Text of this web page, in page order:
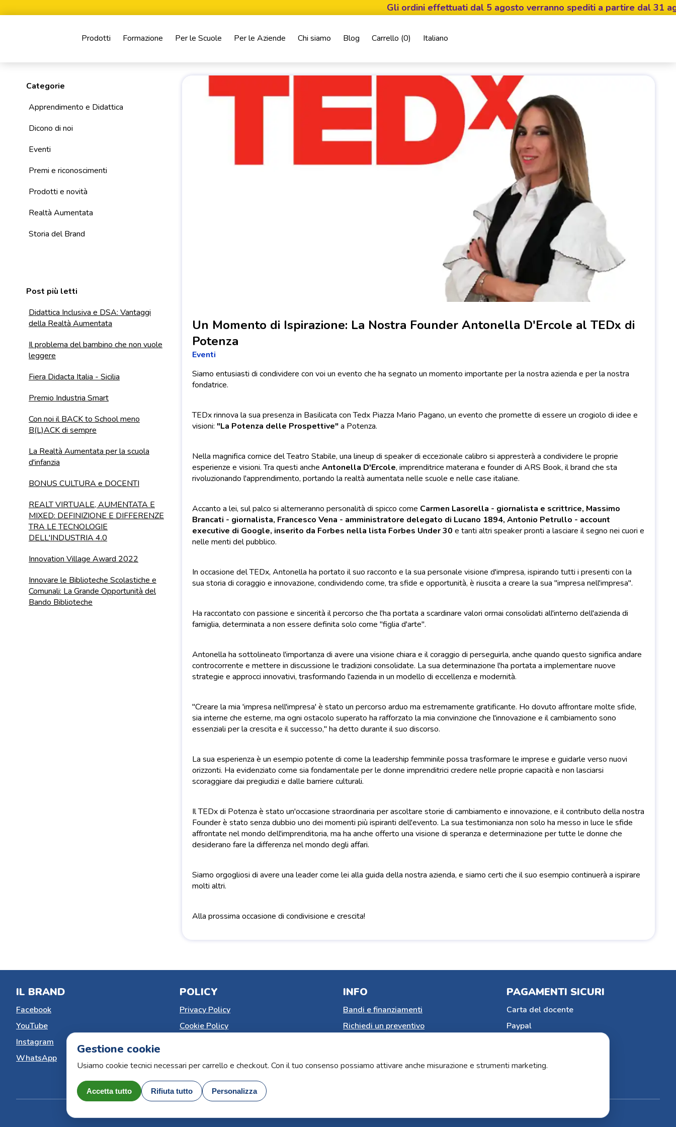
Gli ordini effettuati dal 5 agosto verranno spediti a partire dal 31 agosto.
Prodotti Formazione Per le Scuole Per le Aziende Chi siamo Blog Carrello (0) Italiano
Categorie
Apprendimento e Didattica
Dicono di noi
Eventi
Premi e riconoscimenti
Prodotti e novità
Realtà Aumentata
Storia del Brand
Post più letti
Didattica Inclusiva e DSA: Vantaggi
della Realtà Aumentata
Il problema del bambino che non vuole
leggere
Fiera Didacta Italia - Sicilia
Premio Industria Smart
Con noi il BACK to School meno
B(L)ACK di sempre
La Realtà Aumentata per la scuola
d'infanzia
BONUS CULTURA e DOCENTI
REALT VIRTUALE, AUMENTATA E
MIXED: DEFINIZIONE E DIFFERENZE
TRA LE TECNOLOGIE
DELL'INDUSTRIA 4.0
Innovation Village Award 2022
Innovare le Biblioteche Scolastiche e
Comunali: La Grande Opportunità del
Bando Biblioteche
Un Momento di Ispirazione: La Nostra Founder Antonella D'Ercole al TEDx di
Potenza
Eventi
Siamo entusiasti di condividere con voi un evento che ha segnato un momento importante per la nostra azienda e per la nostra
fondatrice.
TEDx rinnova la sua presenza in Basilicata con Tedx Piazza Mario Pagano, un evento che promette di essere un crogiolo di idee e
visioni: "La Potenza delle Prospettive"a Potenza.
Nella magnifica cornice del Teatro Stabile, una lineup di speaker di eccezionale calibro si appresterà a condividere le proprie
esperienze e visioni. Tra questi anche Antonella D'Ercole, imprenditrice materana e founder di ARS Book, il brand che sta
rivoluzionando l'apprendimento, portando la realtà aumentata nelle scuole e nelle case italiane.
Accanto a lei, sul palco si alterneranno personalità di spicco come Carmen Lasorella - giornalista e scrittrice, Massimo
Brancati - giornalista, Francesco Vena - amministratore delegato di Lucano 1894, Antonio Petrullo - account
executive di Google, inserito da Forbes nella lista Forbes Under 30 e tanti altri speaker pronti a lasciare il segno nei cuori e
nelle menti del pubblico.
In occasione del TEDx, Antonella ha portato il suo racconto e la sua personale visione d'impresa, ispirando tutti i presenti con la
sua storia di coraggio e innovazione, condividendo come, tra sfide e opportunità, è riuscita a creare la sua "impresa nell'impresa".
Ha raccontato con passione e sincerità il percorso che l'ha portata a scardinare valori ormai consolidati all'interno dell'azienda di
famiglia, determinata a non essere definita solo come "figlia d'arte".
Antonella ha sottolineato l'importanza di avere una visione chiara e il coraggio di perseguirla, anche quando questo significa andare
controcorrente e mettere in discussione le tradizioni consolidate. La sua determinazione l'ha portata a implementare nuove
strategie e approcci innovativi, trasformando l'azienda in un modello di eccellenza e modernità.
"Creare la mia 'impresa nell'impresa' è stato un percorso arduo ma estremamente gratificante. Ho dovuto affrontare molte sfide,
sia interne che esterne, ma ogni ostacolo superato ha rafforzato la mia convinzione che l'innovazione e il cambiamento sono
essenziali per la crescita e il successo," ha detto durante il suo discorso.
La sua esperienza è un esempio potente di come la leadership femminile possa trasformare le imprese e guidarle verso nuovi
orizzonti. Ha evidenziato come sia fondamentale per le donne imprenditrici credere nelle proprie capacità e non lasciarsi
scoraggiare dai pregiudizi e dalle barriere culturali.
Il TEDx di Potenza è stato un'occasione straordinaria per ascoltare storie di cambiamento e innovazione, e il contributo della nostra
Founder è stato senza dubbio uno dei momenti più ispiranti dell'evento. La sua testimonianza non solo ha messo in luce le sfide
affrontate nel mondo dell'imprenditoria, ma ha anche offerto una visione di speranza e determinazione per tutte le donne che
desiderano fare la differenza nel mondo degli affari.
Siamo orgogliosi di avere una leader come lei alla guida della nostra azienda, e siamo certi che il suo esempio continuerà a ispirare
molti altri.
Alla prossima occasione di condivisione e crescita!
IL BRAND
Facebook
YouTube
Instagram
WhatsApp
POLICY
Privacy Policy
Cookie Policy
INFO
Bandi e finanziamenti
Richiedi un preventivo
PAGAMENTI SICURI
Carta del docente
Paypal
Gestione cookie
Usiamo cookie tecnici necessari per carrello e checkout. Con il tuo consenso possiamo attivare anche misurazione e strumenti marketing.
Accetta tutto Rifiuta tutto Personalizza